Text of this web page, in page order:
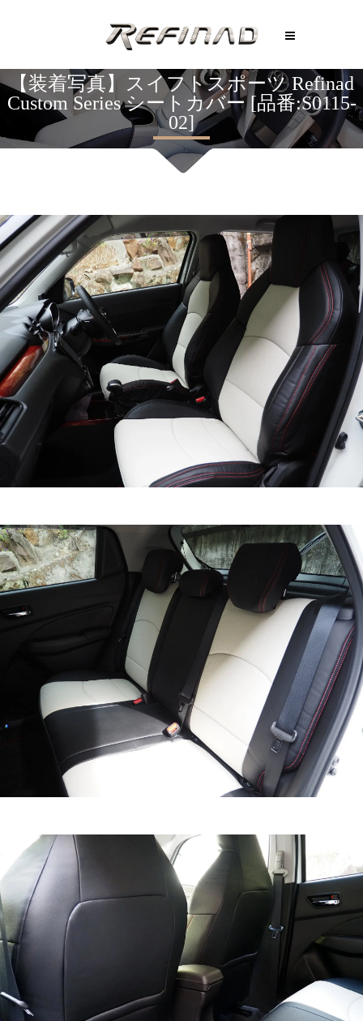
【装着写真】スイフトスポーツ Refinad
Custom Series シートカバー [品番:S0115-
02]